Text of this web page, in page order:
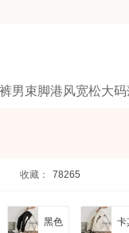
男束脚港风宽松大
收藏： 78265
黑色 卡